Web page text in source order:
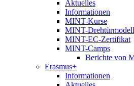
Aktuelles
Informationen
MINT-Kurse
MINT-Drehtürmodell
MINT-EC-Zertifikat
MINT-Camps
Berichte von
Erasmus+
Informationen